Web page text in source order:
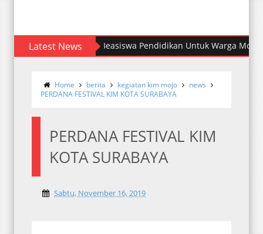
Latest News Kelurahan Mojo Melantik Pengurus
Home berita kegiatan kim mojo
news
PERDANA FESTIVAL KIM KOTA SURABAYA
PERDANA FESTIVAL KIM
KOTA SURABAYA
Sabtu, November 16, 2019